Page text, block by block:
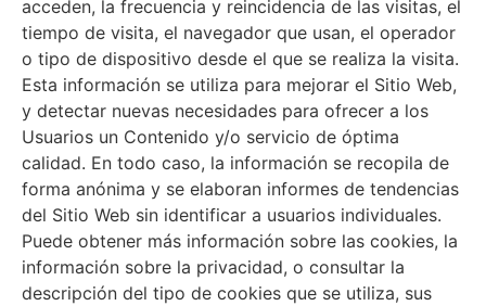
acceden, la frecuencia y reincidencia de las visitas, el
tiempo de visita, el navegador que usan, el operador
o tipo de dispositivo desde el que se realiza la visita.
Esta información se utiliza para mejorar el Sitio Web,
y detectar nuevas necesidades para ofrecer a los
Usuarios un Contenido y/o servicio de óptima
calidad. En todo caso, la información se recopila de
forma anónima y se elaboran informes de tendencias
del Sitio Web sin identificar a usuarios individuales.
Puede obtener más información sobre las cookies, la
información sobre la privacidad, o consultar la
descripción del tipo de cookies que se utiliza, sus